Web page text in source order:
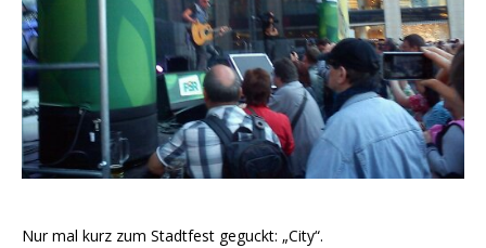
Nur mal kurz zum Stadtfest geguckt: „City“.